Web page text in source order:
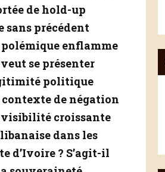
de hold-up
sans précédent
enflamme
se présenter
politique
de négation
visibilité croissante
dans les
d’Ivoire ? S’agit-il